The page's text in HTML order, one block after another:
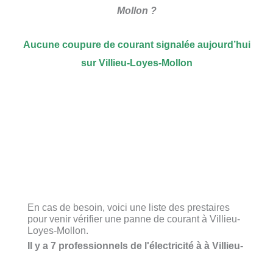
Mollon ?
Aucune coupure de courant signalée aujourd’hui
sur Villieu-Loyes-Mollon
En cas de besoin, voici une liste des prestaires
pour venir vérifier une panne de courant à Villieu-
Loyes-Mollon.
Il y a 7 professionnels de l'électricité à à Villieu-